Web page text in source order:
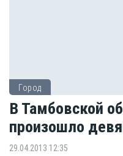
Город
В Тамбовской
произошло
29.04.2013 12:35